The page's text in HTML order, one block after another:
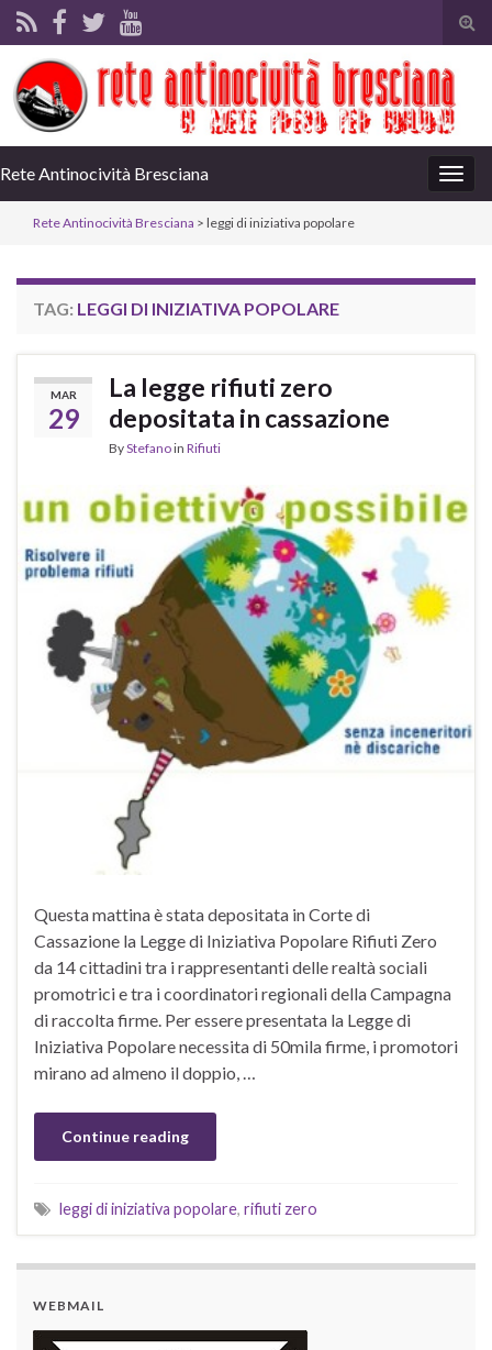
Rete Antinocività Bresciana
Rete Antinocività Bresciana > leggi di iniziativa popolare
TAG: LEGGI DI INIZIATIVA POPOLARE
MAR
29
La legge rifiuti zero
depositata in cassazione
ByStefanoin Rifiuti
Questa mattina è stata depositata in Corte di
Cassazione la Legge di Iniziativa Popolare Rifiuti Zero
da 14 cittadini tra i rappresentanti delle realtà sociali
promotrici e tra i coordinatori regionali della Campagna
di raccolta firme. Per essere presentata la Legge di
Iniziativa Popolare necessita di 50mila firme, i promotori
mirano ad almeno il doppio, …
Continue reading
leggi di iniziativa popolare, rifiuti zero
WEBMAIL